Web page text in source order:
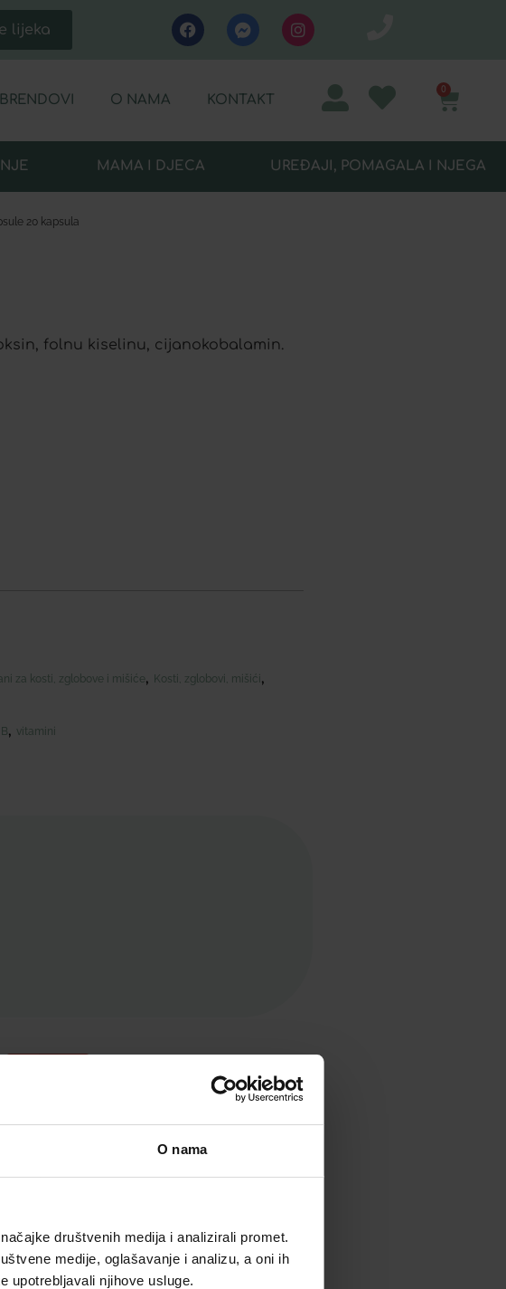
O nama
društvenih medija i analizirali promet.
medije, oglašavanje i analizu, a oni ih
upotrebljavali njihove usluge.
lijeka
BRENDOVI O NAMA KONTAKT
0
MAMA I DJECA UREĐAJI, POMAGALA I NJEGA
20 kapsula
folnu kiselinu, cijanokobalamin.
za kosti, zglobove i mišiće, Kosti, zglobovi, mišići,
, vitamini
CENTRAVIT TABLETE Á 90